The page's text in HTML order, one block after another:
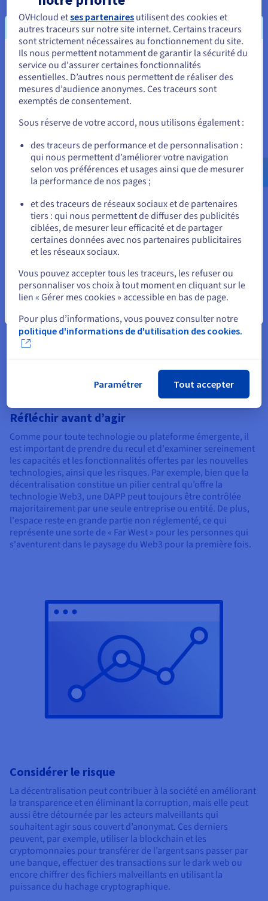
Renforcement de la sécurité des données
La technologie Web3 permet de distribuer les données
sur un réseau d’entreprise. Cela permet non seulement
d’augmenter la résilience et de réduire le potentiel des
points de défaillance uniques, mais également de
renforcer l’intégrité des données, car les ensembles
d’informations sont rendus infalsifiables. De manière
critique, les risques représentés par le stockage des
données au sein d'une solution de stockage centralisée
sont entièrement évités. Ces ensembles de
fonctionnalités complets sont essentiels pour les
secteurs qui traitent des informations hautement
sensibles, comme les données de santé.
L'avenir du Web3
Tout d’abord, il convient d’être réaliste concernant la
technologie Web3. Cette dernière est encore récente et n’en
est qu’à ses balbutiements en comparaison du Web2. En
témoignent plusieurs faits d’escroquerie entourant les
dernières années. C’est pourquoi nous vous recommandons
de suivre certains conseils.
Réfléchir avant d’agir
Comme pour toute technologie ou plateforme émergente, il
est important de prendre du recul et d'examiner sereinement
les capacités et les fonctionnalités offertes par les nouvelles
technologies, ainsi que les risques. Par exemple, bien que la
décentralisation constitue un pilier central qu’offre la
technologie Web3, une DAPP peut toujours être contrôlée
majoritairement par une seule entreprise ou entité. De plus,
l'espace reste en grande partie non réglementé, ce qui
représente une sorte de « Far West » pour les personnes qui
s'aventurent dans le paysage du Web3 pour la première fois.
Considérer le risque
La décentralisation peut contribuer à la société en améliorant
la transparence et en éliminant la corruption, mais elle peut
aussi être détournée par les acteurs malveillants qui
souhaitent agir sous couvert d’anonymat. Ces derniers
peuvent, par exemple, utiliser la blockchain et les
cryptomonnaies pour transférer de l’argent sans passer par
une banque, effectuer des transactions sur le dark web ou
encore chiffrer des fichiers malveillants en utilisant la
puissance du hachage cryptographique.
Vous semblez être localisé en États-
Unis.
Pour commander, rendez-vous sur le site de votre pays (États-
Allez sur le site États-Unis
us.ovhcloud.com/learn Anglais USD - $
ou
Rester sur le site actuel
Sélectionner un autre site web
OVHcloud etses partenaires utilisent des cookies et
autres traceurs sur notre site internet. Certains traceurs
sont strictement nécessaires au fonctionnement du site.
Ils nous permettent notamment de garantir la sécurité du
service ou d'assurer certaines fonctionnalités
essentielles. D’autres nous permettent de réaliser des
mesures d’audience anonymes. Ces traceurs sont
exemptés de consentement.
Sous réserve de votre accord, nous utilisons également :
des traceurs de performance et de personnalisation :
qui nous permettent d’améliorer votre navigation
selon vos préférences et usages ainsi que de mesurer
la performance de nos pages ;
et des traceurs de réseaux sociaux et de partenaires
tiers : qui nous permettent de diffuser des publicités
ciblées, de mesurer leur efficacité et de partager
certaines données avec nos partenaires publicitaires
et les réseaux sociaux.
Vous pouvez accepter tous les traceurs, les refuser ou
personnaliser vos choix à tout moment en cliquant sur le
lien « Gérer mes cookies » accessible en bas de page.
Pour plus d’informations, vous pouvez consulter notre
politique d'informations de d'utilisation des cookies.
Paramétrer Tout accepter